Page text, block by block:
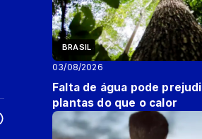
BRASIL
03/08/2026
Falta de água pode
plantas do que o calor